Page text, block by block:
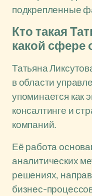
подкрепленные
Кто такая
какой сфере
Татьяна
в области
упоминается как
консалтинге и
компаний.
Её работа
аналитических
решениях,
бизнес-